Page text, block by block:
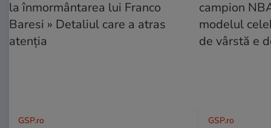
GSP.ro GSP.ro